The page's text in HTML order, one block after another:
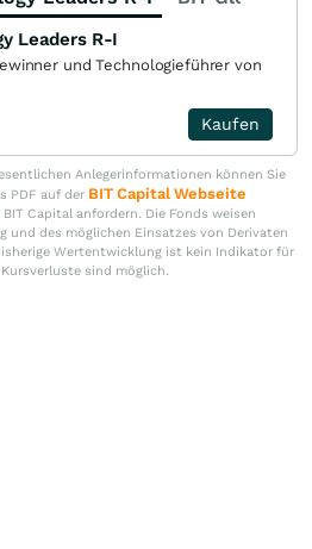
Leaders R-I
und Technologieführer von
Kaufen
Anlegerinformationen können Sie
PDF auf der BIT Capital Webseite
Capital anfordern. Die Fonds weisen
und des möglichen Einsatzes von Derivaten
Wertentwicklung ist kein Indikator für
sind möglich.